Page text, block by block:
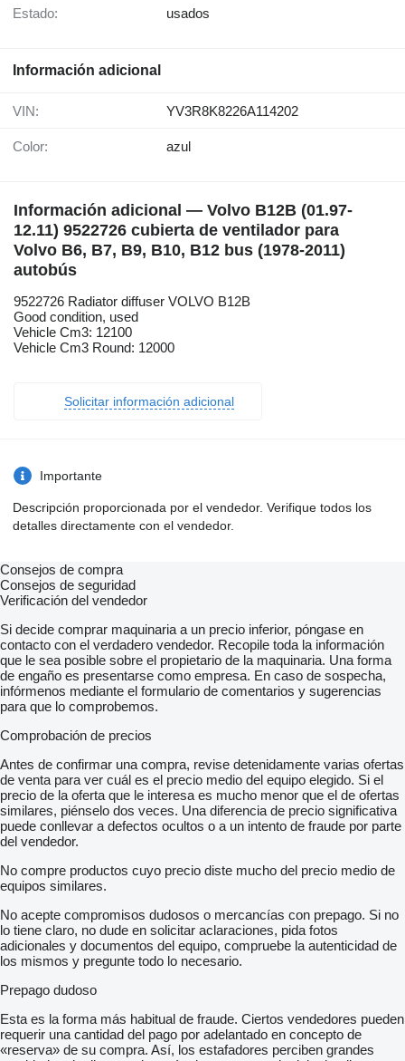
Estado: usados
Información adicional
VIN: YV3R8K8226A114202
Color: azul
Información adicional — Volvo B12B (01.97-
12.11) 9522726 cubierta de ventilador para
Volvo B6, B7, B9, B10, B12 bus (1978-2011)
autobús
9522726 Radiator diffuser VOLVO B12B
Good condition, used
Vehicle Cm3: 12100
Vehicle Cm3 Round: 12000
Solicitar información adicional
Importante
Descripción proporcionada por el vendedor. Verifique todos los
detalles directamente con el vendedor.
Consejos de compra
Consejos de seguridad
Verificación del vendedor
Si decide comprar maquinaria a un precio inferior, póngase en
contacto con el verdadero vendedor. Recopile toda la información
que le sea posible sobre el propietario de la maquinaria. Una forma
de engaño es presentarse como empresa. En caso de sospecha,
infórmenos mediante el formulario de comentarios y sugerencias
para que lo comprobemos.
Comprobación de precios
Antes de confirmar una compra, revise detenidamente varias ofertas
de venta para ver cuál es el precio medio del equipo elegido. Si el
precio de la oferta que le interesa es mucho menor que el de ofertas
similares, piénselo dos veces. Una diferencia de precio significativa
puede conllevar a defectos ocultos o a un intento de fraude por parte
del vendedor.
No compre productos cuyo precio diste mucho del precio medio de
equipos similares.
No acepte compromisos dudosos o mercancías con prepago. Si no
lo tiene claro, no dude en solicitar aclaraciones, pida fotos
adicionales y documentos del equipo, compruebe la autenticidad de
los mismos y pregunte todo lo necesario.
Prepago dudoso
Esta es la forma más habitual de fraude. Ciertos vendedores pueden
requerir una cantidad del pago por adelantado en concepto de
«reserva» de su compra. Así, los estafadores perciben grandes